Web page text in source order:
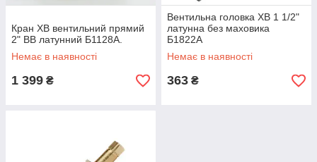
Кран ХВ вентильний прямий
2" ВВ латунний Б1128А.
Немає в наявності
1 399 ₴
Вентильна головка ХВ 1 1/2"
латунна без маховика
Б1822А
Немає в наявності
363 ₴